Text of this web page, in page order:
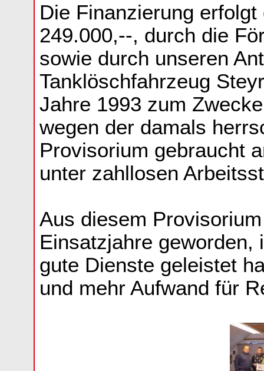
Die Finanzierung
249.000,--, durch die
sowie durch unseren
Tanklöschfahrzeug
Jahre 1993 zum
wegen der damals
Provisorium gebraucht
unter zahllosen
Aus diesem
Einsatzjahre geworden,
gute Dienste geleistet
und mehr Aufwand für